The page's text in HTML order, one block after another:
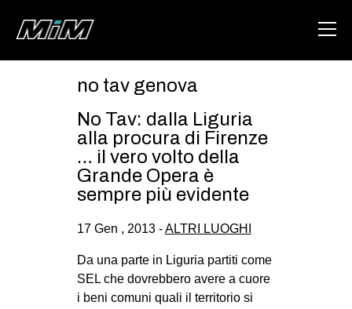
ABOUT
AREA
DEGENERAZIONE
GAZA FREESTYLE
MSM
STUDENTI TSUNAMI
no tav genova
No Tav: dalla Liguria
alla procura di Firenze
… il vero volto della
Grande Opera è
sempre più evidente
17 Gen , 2013 -ALTRI LUOGHI
Da una parte in Liguria partiti come
SEL che dovrebbero avere a cuore
i beni comuni quali il territorio si